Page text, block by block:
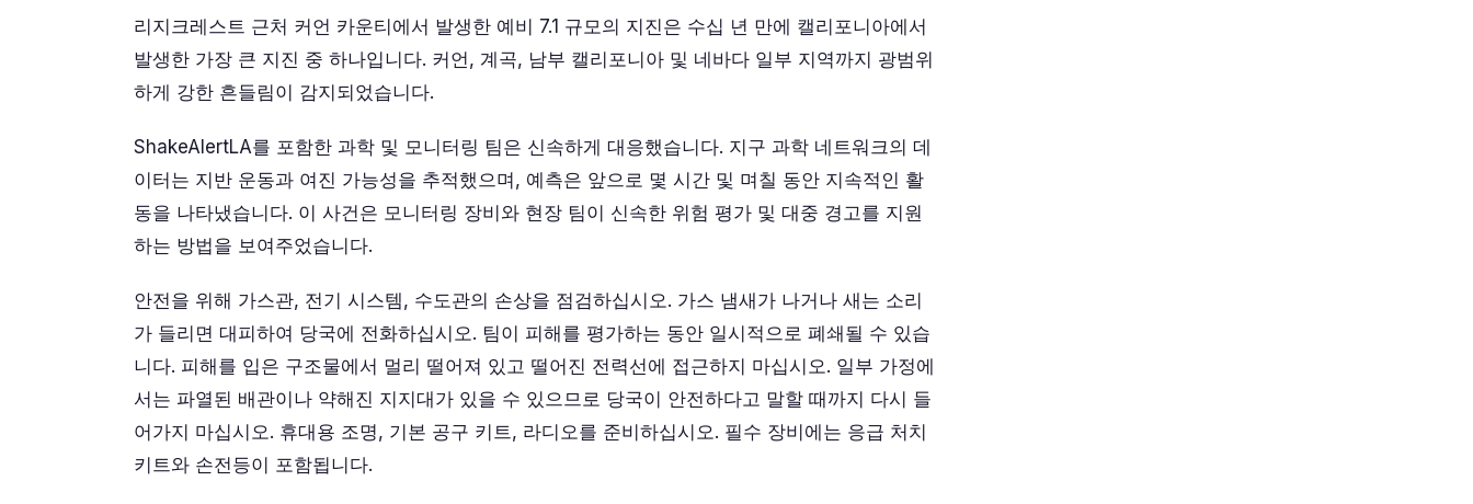
리지크레스트 근처 커언 카운티에서 발생한 예비 7.1 규모의 지진은 수십 년 만에 캘리포니아에서
발생한 가장 큰 지진 중 하나입니다. 커언, 계곡, 남부 캘리포니아 및 네바다 일부 지역까지 광범위
하게 강한 흔들림이 감지되었습니다.
ShakeAlertLA를 포함한 과학 및 모니터링 팀은 신속하게 대응했습니다. 지구 과학 네트워크의 데
이터는 지반 운동과 여진 가능성을 추적했으며, 예측은 앞으로 몇 시간 및 며칠 동안 지속적인 활
동을 나타냈습니다. 이 사건은 모니터링 장비와 현장 팀이 신속한 위험 평가 및 대중 경고를 지원
하는 방법을 보여주었습니다.
안전을 위해 가스관, 전기 시스템, 수도관의 손상을 점검하십시오. 가스 냄새가 나거나 새는 소리
가 들리면 대피하여 당국에 전화하십시오. 팀이 피해를 평가하는 동안 일시적으로 폐쇄될 수 있습
니다. 피해를 입은 구조물에서 멀리 떨어져 있고 떨어진 전력선에 접근하지 마십시오. 일부 가정에
서는 파열된 배관이나 약해진 지지대가 있을 수 있으므로 당국이 안전하다고 말할 때까지 다시 들
어가지 마십시오. 휴대용 조명, 기본 공구 키트, 라디오를 준비하십시오. 필수 장비에는 응급 처치
키트와 손전등이 포함됩니다.